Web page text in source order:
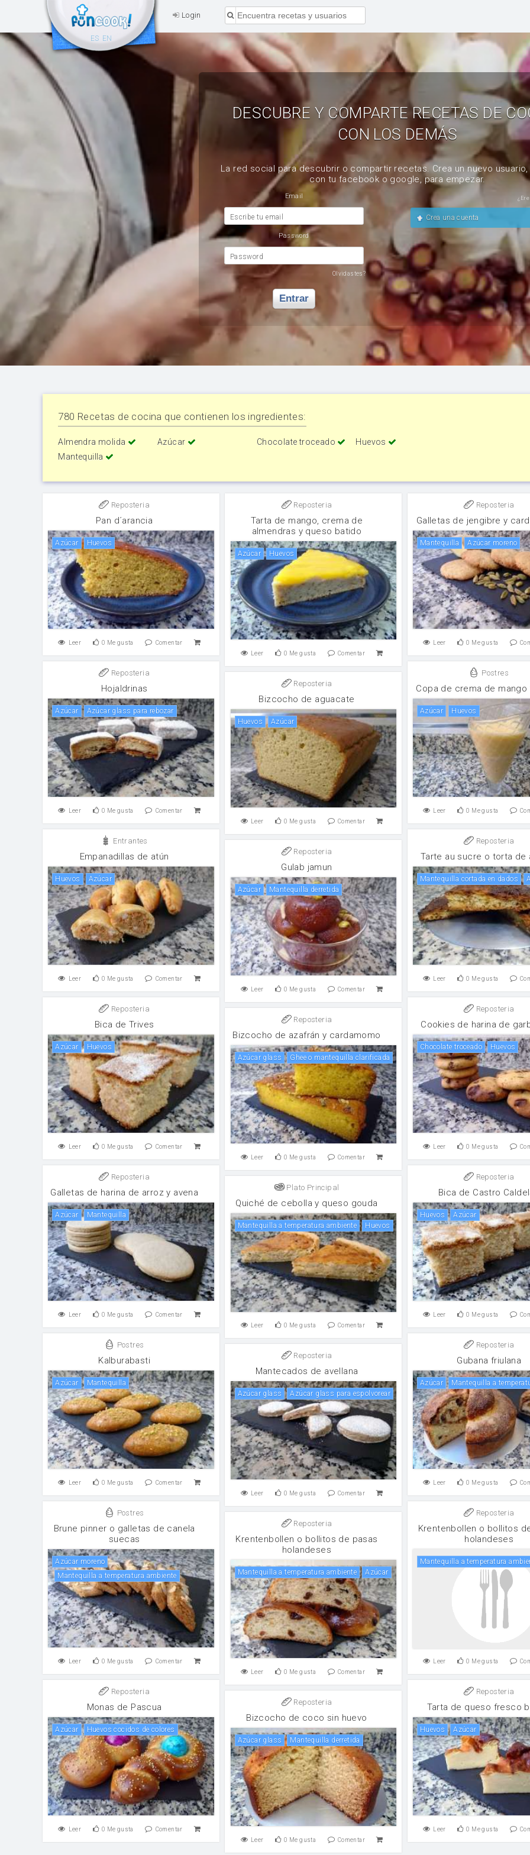
Login
ES EN
DESCUBRE Y COMPARTE RECETAS DE
CON LOS DEMÁS
La red social para descubrir o compartir recetas. Crea un nuevo
con tu facebook o google, para empezar.
Email
Escribe tu email
Password
Password
Olvidastes?
Entrar
Crea una cuenta
780 Recetas de cocina que contienen los ingredientes:
Almendra molida Azúcar Chocolate troceado
Huevos
Mantequilla
Reposteria
Pan d´arancia
Azúcar huevos
Leer 0 Me gusta Comentar
Reposteria
Tarta de mango, crema de
almendras y queso batido
Azúcar huevos
Leer 0 Me gusta Comentar
Reposteria
Galletas de jengibre y
mantequilla Azúcar moreno
Leer 0 Me gusta
Reposteria
Hojaldrinas
Azúcar Azúcar glass para rebozar
Leer 0 Me gusta Comentar
Postres
Copa de crema de mango
Azúcar huevos
Leer 0 Me gusta
Reposteria
Bizcocho de aguacate
huevos Azúcar
Leer 0 Me gusta Comentar
Entrantes
Empanadillas de atún
huevos Azúcar
Leer 0 Me gusta Comentar
Reposteria
Tarte au sucre o torta de
Mantequilla cortada en dados
Leer 0 Me gusta
Reposteria
Gulab jamun
Azúcar Mantequilla derretida
Leer 0 Me gusta Comentar
Reposteria
Bica de Trives
Azúcar huevos
Leer 0 Me gusta Comentar
Reposteria
Cookies de harina de
Chocolate troceado huevos
Leer 0 Me gusta
Reposteria
Bizcocho de azafrán y cardamomo
Azúcar glass Ghee o mantequilla clarificada
Leer 0 Me gusta Comentar
Reposteria
Galletas de harina de arroz y avena
Azúcar mantequilla
Leer 0 Me gusta Comentar
Reposteria
Bica de Castro
huevos Azúcar
Leer 0 Me gusta
Plato Principal
Quiché de cebolla y queso gouda
Mantequilla a temperatura ambiente huevos
Leer 0 Me gusta Comentar
Postres
Kalburabasti
Azúcar mantequilla
Leer 0 Me gusta Comentar
Reposteria
Gubana friulana
Azúcar Mantequilla a
Leer 0 Me gusta
Reposteria
Mantecados de avellana
Azúcar glass Azúcar glass para espolvorear
Leer 0 Me gusta Comentar
Postres
Brune pinner o galletas de canela
suecas
Azúcar moreno
Mantequilla a temperatura ambiente
Leer 0 Me gusta Comentar
Reposteria
Krentenbollen o bollitos
holandeses
Mantequilla a temperatura
Leer 0 Me gusta
Reposteria
Krentenbollen o bollitos de pasas
holandeses
Mantequilla a temperatura ambiente Azúcar
Leer 0 Me gusta Comentar
Reposteria
Monas de Pascua
Azúcar Huevos cocidos de colores
Leer 0 Me gusta Comentar
Reposteria
Tarta de queso fresco
huevos Azúcar
Leer 0 Me gusta
Reposteria
Bizcocho de coco sin huevo
Azúcar glass Mantequilla derretida
Leer 0 Me gusta Comentar